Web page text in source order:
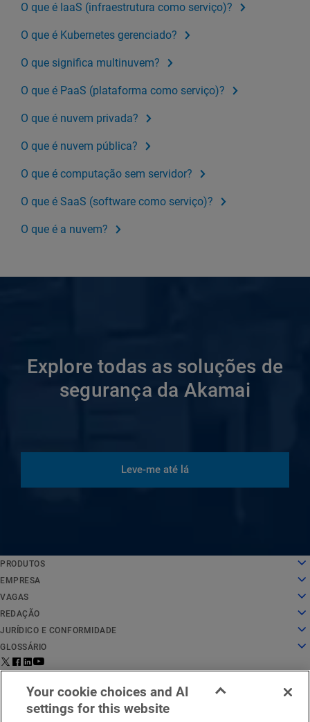
O que é IaaS (infraestrutura como serviço)?
O que é Kubernetes gerenciado?
O que significa multinuvem?
O que é PaaS (plataforma como serviço)?
O que é nuvem privada?
O que é nuvem pública?
O que é computação sem servidor?
O que é SaaS (software como serviço)?
O que é a nuvem?
Explore todas as soluções de
segurança da Akamai
Leve-me até lá
PRODUTOS
Computação em nuvem
Segurança
Entrega de conteúdo
Todos os produtos e avaliações
Serviços globais
EMPRESA
Sobre nós
História
Liderança
Prêmios
Conselho administrativo
Infraestrutura para inovação
Relações com investidores
Responsabilidade corporativa
VAGAS
Vagas
O trabalho na Akamai
Estudantes e recém-formados
Ambiente de trabalho inclusivo
Pesquisar cargos
Blog de cultura
REDAÇÃO
Redação
Comunicados à imprensa
Nas notícias
Recursos de mídia
JURÍDICO E CONFORMIDADE
Jurídico
Conformidade com segurança da informação
Privacy Trust Center
Declaração de privacidade
Configurações de cookies
GLOSSÁRIO
O que é a segurança de APIs?
O que é uma CDN?
O que é computação em nuvem?
O que é cibersegurança?
EMEA
serviço
conosco
Português
English
Deutsch
Español
Français
Italiano
Português
中文
日本語Your cookie choices and AI
settings for this website